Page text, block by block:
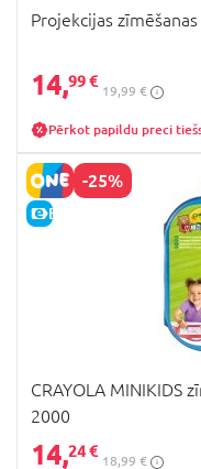
Projekcijas
14,99 €
19,99 €
Pērkot papildu preci
-25%
E-CENA
CRAYOLA MINIKIDS
2000
14,24 €
18,99 €